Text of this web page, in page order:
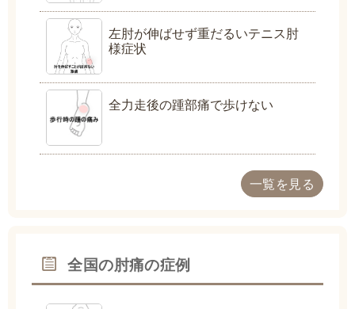
左肘が伸ばせず重だるいテニス肘
様症状
全力走後の踵部痛で歩けない
一覧を見る
全国の肘痛の症例